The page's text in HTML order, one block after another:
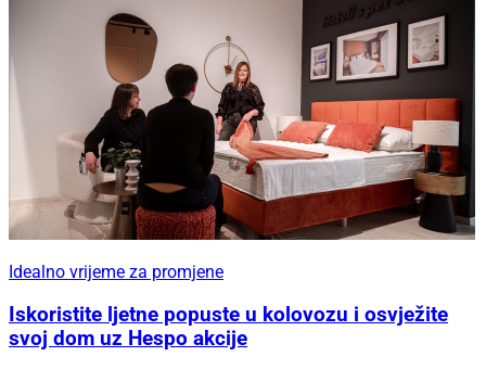
Idealno vrijeme za promjene
Iskoristite ljetne popuste u kolovozu i osvježite
svoj dom uz Hespo akcije